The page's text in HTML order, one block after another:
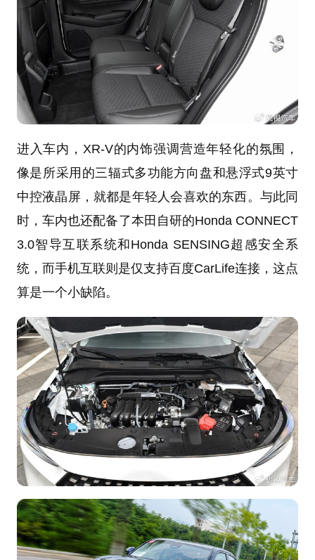
进入车内，XR-V的内饰强调营造年轻化的氛围，
像是所采用的三辐式多功能方向盘和悬浮式9英寸
中控液晶屏，就都是年轻人会喜欢的东西。与此同
时，车内也还配备了本田自研的Honda CONNECT
3.0智导互联系统和Honda SENSING超感安全系
统，而手机互联则是仅支持百度CarLife连接，这点
算是一个小缺陷。